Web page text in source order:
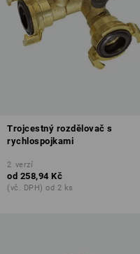
Trojcestný rozdělovač s
rychlospojkami
2 verzí
od 258,94 Kč
(vč. DPH) od 2 ks